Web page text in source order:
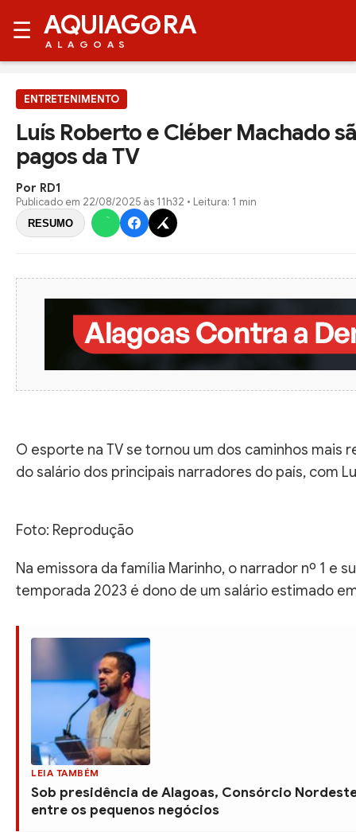
☰ AQUIAG RA
ALAGOAS
ENTRETENIMENTO
Luís Roberto e Cléber Machado
pagos da TV
Por RD1
Publicado em 22/08/2025 às 11h32 • Leitura: 1 min
RESUMO
O esporte na TV se tornou um dos caminhos mais
do salário dos principais narradores do país, com
Foto: Reprodução
Na emissora da família Marinho, o narrador nº 1 e
temporada 2023 é dono de um salário estimado
LEIA TAMBÉM
Sob presidência de Alagoas, Consórcio
entre os pequenos negócios